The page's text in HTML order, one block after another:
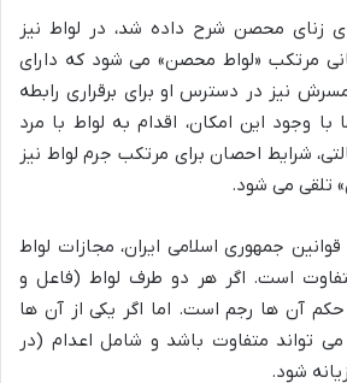
زنای محصن شرح داده شد، در لواط نیز
مرتکب «لواط محصن» می شود که دارای
نیز در دسترس او برای برقراری رابطه
وجود این امکان، اقدام به لواط با مرد
شرایط احصان برای مرتکب جرم لواط نیز
تلقی می شود.
جمهوری اسلامی ایران، مجازات لواط
است. اگر هر دو طرف لواط (فاعل و
آن ها رجم است. اما اگر یکی از آن ها
تواند متفاوت باشد و شامل اعدام (در
شود.